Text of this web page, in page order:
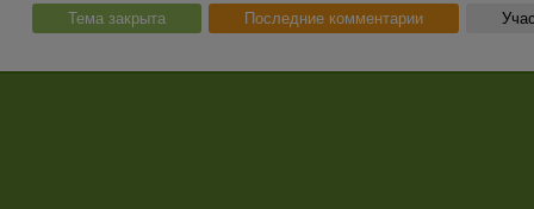
Тема закрыта Последние комментарии